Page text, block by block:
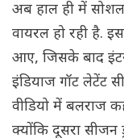
अब हाल ही में
वायरल हो रही है.
आए, जिसके बाद
इंडियाज गॉट लेटेंट
वीडियो में बलराज
क्योंकि दूसरा सीजन